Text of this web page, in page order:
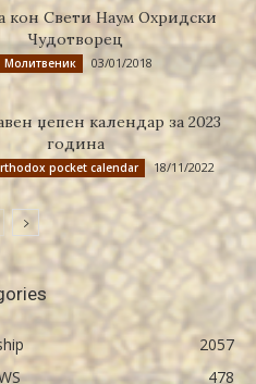
кон Свети Наум Охридски
Чудотворец
Молитвеник 03/01/2018
џепен календар за 2023
година
pocket calendar 18/11/2022
2057
478